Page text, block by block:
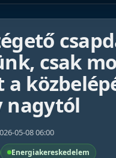
csak
a
nagytól
05-08 06:00
Energiakereskedelem